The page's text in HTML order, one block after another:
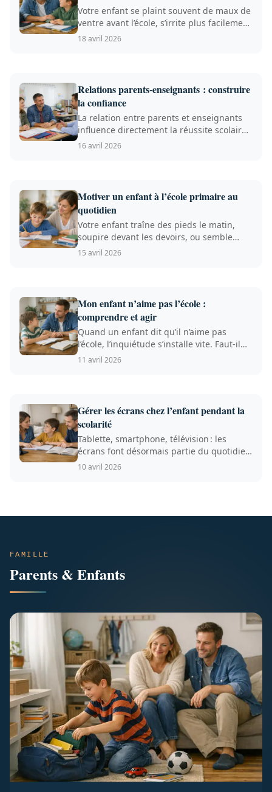
Votre enfant se plaint souvent de maux de
ventre avant l’école, s’irrite plus facilement
ou perd con...
18 avril 2026
Relations parents-enseignants : construire
la confiance
La relation entre parents et enseignants
influence directement la réussite scolaire
et le bien-être ...
16 avril 2026
Motiver un enfant à l’école primaire au
quotidien
Votre enfant traîne des pieds le matin,
soupire devant les devoirs, ou semble
démotivé à l’école pri...
15 avril 2026
Mon enfant n’aime pas l’école :
comprendre et agir
Quand un enfant dit qu’il n’aime pas
l’école, l’inquiétude s’installe vite. Faut-il
s’alarmer, relat...
11 avril 2026
Gérer les écrans chez l’enfant pendant la
scolarité
Tablette, smartphone, télévision : les
écrans font désormais partie du quotidien
scolaire et familia...
10 avril 2026
FAMILLE
Parents & Enfants